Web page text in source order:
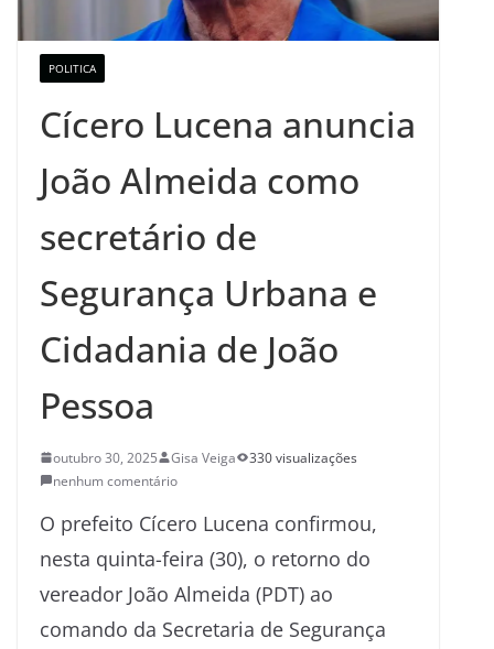
POLITICA
Cícero Lucena anuncia
João Almeida como
secretário de
Segurança Urbana e
Cidadania de João
Pessoa
outubro 30, 2025 Gisa Veiga
330 visualizações
nenhum comentário
O prefeito Cícero Lucena confirmou,
nesta quinta-feira (30), o retorno do
vereador João Almeida (PDT) ao
comando da Secretaria de Segurança